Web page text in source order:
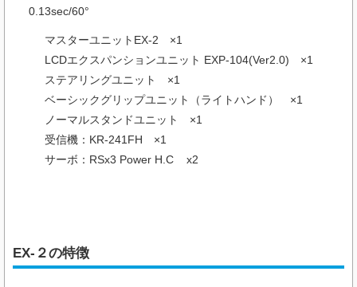
0.13sec/60°
マスターユニットEX-2 ×1
LCDエクスパンションユニット EXP-104(Ver2.0) ×1
ステアリングユニット ×1
ベーシックグリップユニット（ライトハンド） ×1
ノーマルスタンドユニット ×1
受信機：KR-241FH ×1
サーボ：RSx3 Power H.C x2
EX-２の特徴